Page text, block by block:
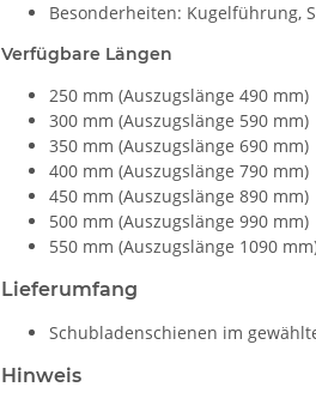
Besonderheiten: Kugelführung,
Verfügbare Längen
250 mm (Auszugslänge 490 mm)
300 mm (Auszugslänge 590 mm)
350 mm (Auszugslänge 690 mm)
400 mm (Auszugslänge 790 mm)
450 mm (Auszugslänge 890 mm)
500 mm (Auszugslänge 990 mm)
550 mm (Auszugslänge 1090
Lieferumfang
Schubladenschienen im
Hinweis